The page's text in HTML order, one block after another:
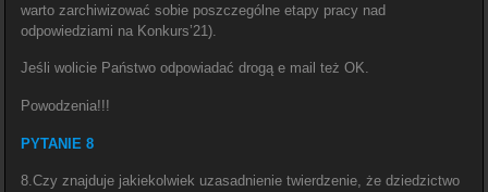
warto zarchiwizować sobie poszczególne etapy pracy nad
odpowiedziami na Konkurs’21).
Jeśli wolicie Państwo odpowiadać drogą e mail też OK.
Powodzenia!!!
PYTANIE 8
8.Czy znajduje jakiekolwiek uzasadnienie twierdzenie, że dziedzictwo